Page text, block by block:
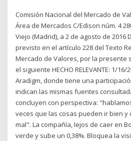
Comisión Nacional del Mercado de
Área de Mercados C/Edison núm. 4
Viejo (Madrid), a 2 de agosto de 2016
previsto en el artículo 228 del Texto
Mercado de Valores, por la presente
el siguiente HECHO RELEVANTE: 1/16/
Aradigm, donde tiene una
indican las mismas fuentes
concluyen con perspectiva:
veces que las cosas pueden ir bien
mal". La compañía, lejos de caer en
verde y sube un 0,38%. Bloquea la